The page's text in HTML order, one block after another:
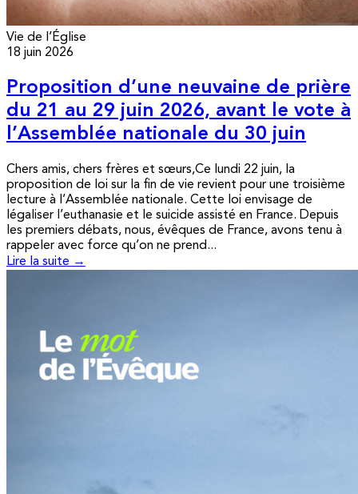
Vie de l’Église
18 juin 2026
Proposition d’une neuvaine de prière
du 21 au 29 juin 2026, avant le vote à
l’Assemblée nationale du 30 juin
Chers amis, chers frères et sœurs,Ce lundi 22 juin, la
proposition de loi sur la fin de vie revient pour une troisième
lecture à l’Assemblée nationale. Cette loi envisage de
légaliser l’euthanasie et le suicide assisté en France. Depuis
les premiers débats, nous, évêques de France, avons tenu à
rappeler avec force qu’on ne prend...
Lire la suite →